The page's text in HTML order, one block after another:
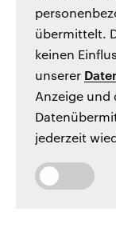
übermittelt.
keinen
unserer
Anzeige und
jederzeit